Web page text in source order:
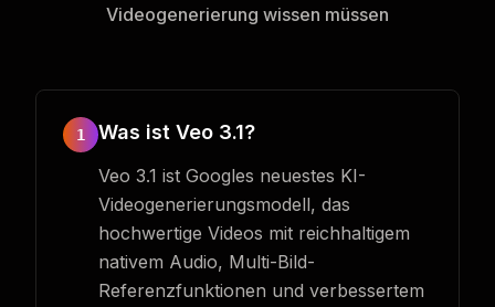
Videogenerierung wissen müssen
1 Was ist Veo 3.1?
Veo 3.1 ist Googles neuestes KI-
Videogenerierungsmodell, das
hochwertige Videos mit reichhaltigem
nativem Audio, Multi-Bild-
Referenzfunktionen und verbessertem